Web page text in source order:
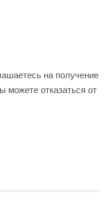
на получение
можете отказаться от